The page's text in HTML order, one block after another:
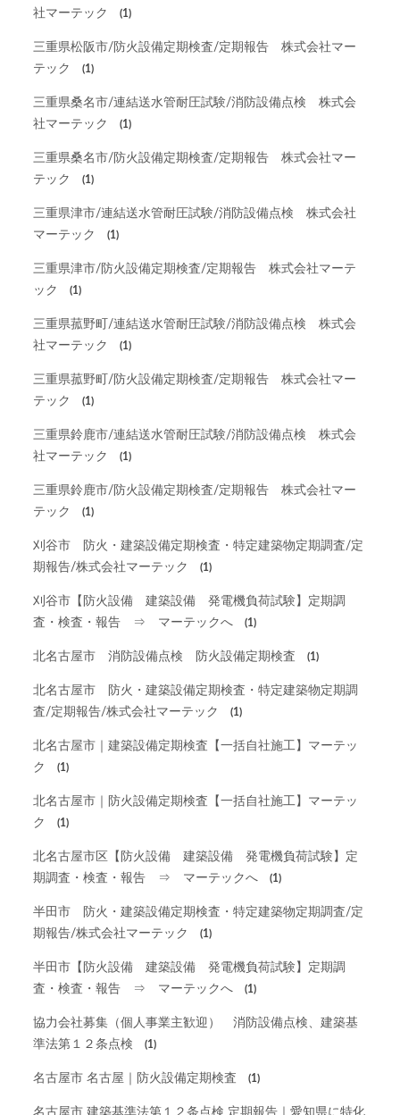
社マーテック
(1)
三重県松阪市/防火設備定期検査/定期報告 株式会社マー
テック
(1)
三重県桑名市/連結送水管耐圧試験/消防設備点検 株式会
社マーテック
(1)
三重県桑名市/防火設備定期検査/定期報告 株式会社マー
テック
(1)
三重県津市/連結送水管耐圧試験/消防設備点検 株式会社
マーテック
(1)
三重県津市/防火設備定期検査/定期報告 株式会社マーテ
ック
(1)
三重県菰野町/連結送水管耐圧試験/消防設備点検 株式会
社マーテック
(1)
三重県菰野町/防火設備定期検査/定期報告 株式会社マー
テック
(1)
三重県鈴鹿市/連結送水管耐圧試験/消防設備点検 株式会
社マーテック
(1)
三重県鈴鹿市/防火設備定期検査/定期報告 株式会社マー
テック
(1)
刈谷市 防火・建築設備定期検査・特定建築物定期調査/定
期報告/株式会社マーテック
(1)
刈谷市【防火設備 建築設備 発電機負荷試験】定期調
査・検査・報告 ⇒ マーテックへ
(1)
北名古屋市 消防設備点検 防火設備定期検査 (1)
北名古屋市 防火・建築設備定期検査・特定建築物定期調
査/定期報告/株式会社マーテック
(1)
北名古屋市｜建築設備定期検査【一括自社施工】マーテッ
ク
(1)
北名古屋市｜防火設備定期検査【一括自社施工】マーテッ
ク
(1)
北名古屋市区【防火設備 建築設備 発電機負荷試験】定
期調査・検査・報告 ⇒ マーテックへ
(1)
半田市 防火・建築設備定期検査・特定建築物定期調査/定
期報告/株式会社マーテック
(1)
半田市【防火設備 建築設備 発電機負荷試験】定期調
査・検査・報告 ⇒ マーテックへ
(1)
協力会社募集（個人事業主歓迎） 消防設備点検、建築基
準法第１２条点検
(1)
名古屋市 名古屋｜防火設備定期検査 (1)
名古屋市 建築基準法第１２条点検 定期報告｜愛知県に特化